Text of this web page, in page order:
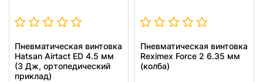
Пневматическая винтовка
Hatsan Airtact ED 4.5 мм
(3 Дж, ортопедический
приклад)
Пневматическая винтовка
Reximex Force 2 6.35 мм
(колба)